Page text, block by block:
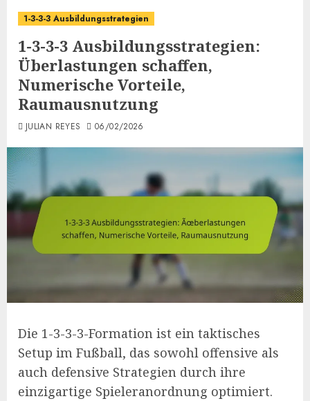
1-3-3-3 Ausbildungsstrategien
1-3-3-3 Ausbildungsstrategien:
Überlastungen schaffen,
Numerische Vorteile,
Raumausnutzung
JULIAN REYES 06/02/2026
Die 1-3-3-3-Formation ist ein taktisches
Setup im Fußball, das sowohl offensive als
auch defensive Strategien durch ihre
einzigartige Spieleranordnung optimiert.